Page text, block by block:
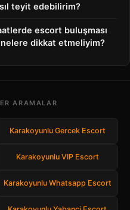
teyit edebilirim?
escort buluşması
dikkat etmeliyim?
ARAMALAR
Karakoyunlu Gercek Escort
Karakoyunlu VIP Escort
Karakoyunlu Whatsapp Escort